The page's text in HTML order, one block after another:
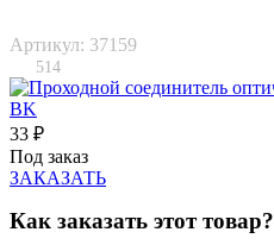
Артикул: 37159
514
33 ₽
Под заказ
ЗАКАЗАТЬ
Как заказать этот товар?